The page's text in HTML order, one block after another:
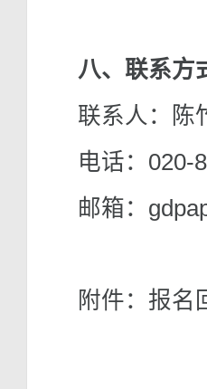
八、联系方
联系人：陈
电话：020-
邮箱：
附件：报名